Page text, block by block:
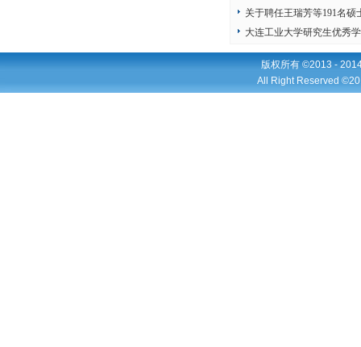
关于聘任王瑞芳等191名硕
大连工业大学研究生优秀学
版权所有 ©2013 -
All Right Reserved